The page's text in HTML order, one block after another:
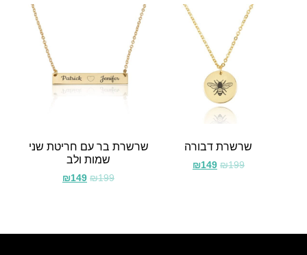
שרשרת דבורה
₪199
₪149
שרשרת בר עם חריטת שני
שמות ולב
₪199
₪149